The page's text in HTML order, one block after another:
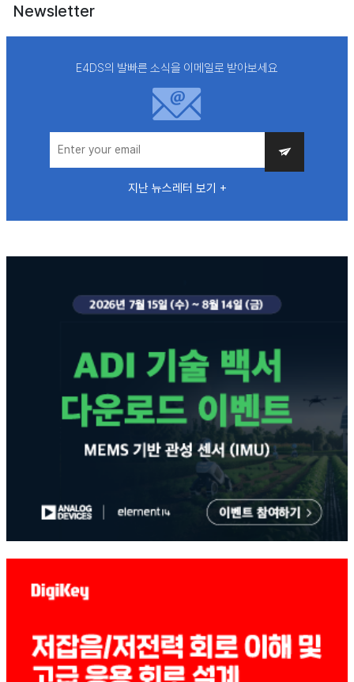
Newsletter
E4DS의 발빠른 소식을 이메일로 받아보세요
지난 뉴스레터 보기 +